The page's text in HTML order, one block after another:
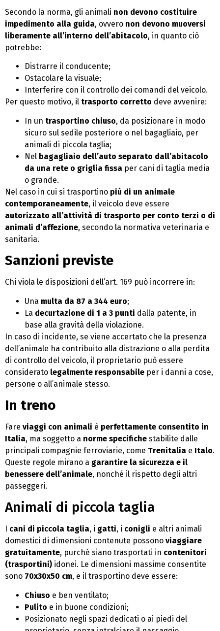
Secondo la norma, gli animali non devono costituire
impedimento alla guida, ovvero non devono muoversi
liberamente all’interno dell’abitacolo, in quanto ciò
potrebbe:
Distrarre il conducente;
Ostacolare la visuale;
Interferire con il controllo dei comandi del veicolo.
Per questo motivo, il trasporto corretto deve avvenire:
In un trasportino chiuso, da posizionare in modo
sicuro sul sedile posteriore o nel bagagliaio, per
animali di piccola taglia;
Nel bagagliaio dell’auto separato dall’abitacolo
da una rete o griglia fissa per cani di taglia media
o grande.
Nel caso in cui si trasportino più di un animale
contemporaneamente, il veicolo deve essere
autorizzato all’attività di trasporto per conto terzi o di
animali d’affezione, secondo la normativa veterinaria e
sanitaria.
Sanzioni previste
Chi viola le disposizioni dell’art. 169 può incorrere in:
Una multa da 87 a 344 euro;
La decurtazione di 1 a 3 punti dalla patente, in
base alla gravità della violazione.
In caso di incidente, se viene accertato che la presenza
dell’animale ha contribuito alla distrazione o alla perdita
di controllo del veicolo, il proprietario può essere
considerato legalmente responsabile per i danni a cose,
persone o all’animale stesso.
In treno
Fare viaggi con animali è perfettamente consentito in
Italia, ma soggetto a norme specifiche stabilite dalle
principali compagnie ferroviarie, come Trenitalia e Italo.
Queste regole mirano a garantire la sicurezza e il
benessere dell’animale, nonché il rispetto degli altri
passeggeri.
Animali di piccola taglia
cani di piccola taglia, i gatti, i conigli e altri animali
domestici di dimensioni contenute possono viaggiare
gratuitamente, purché siano trasportati in contenitori
(trasportini) idonei. Le dimensioni massime consentite
sono 70x30x50 cm, e il trasportino deve essere:
Chiuso e ben ventilato;
Pulito e in buone condizioni;
Posizionato negli spazi dedicati o ai piedi del